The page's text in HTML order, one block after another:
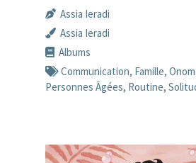
Assia Ieradi
Assia Ieradi
Albums
Communication, Famille,
Personnes Âgées, Routine,